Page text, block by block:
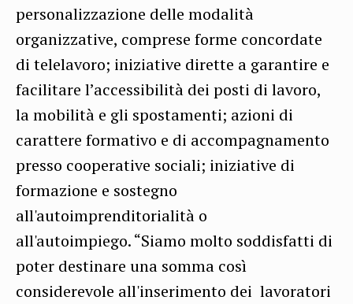
personalizzazione delle modalità
organizzative, comprese forme concordate
di telelavoro; iniziative dirette a garantire e
facilitare l’accessibilità dei posti di lavoro,
la mobilità e gli spostamenti; azioni di
carattere formativo e di accompagnamento
presso cooperative sociali; iniziative di
formazione e sostegno
all'autoimprenditorialità o
all'autoimpiego.“Siamo molto soddisfatti di
poter destinare una somma così
considerevole all'inserimento dei lavoratori